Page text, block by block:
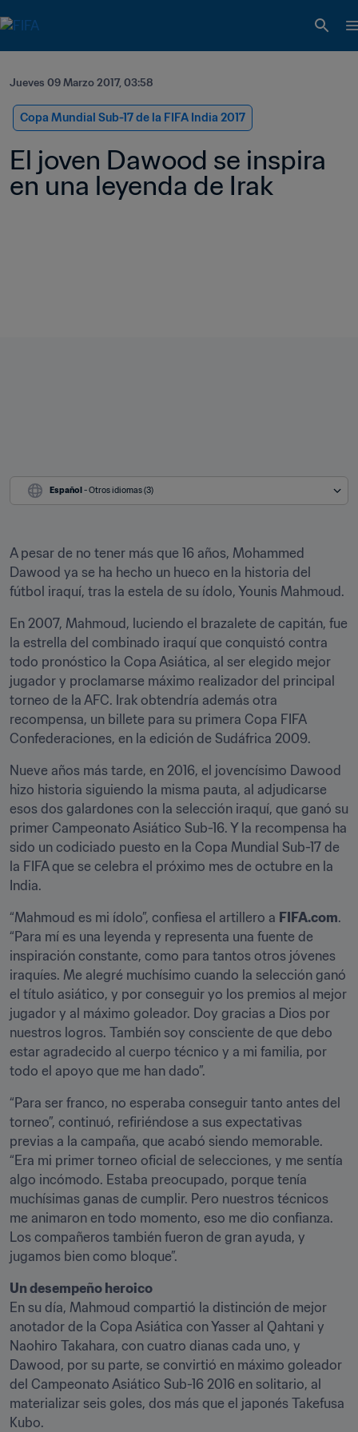
Jueves 09 Marzo 2017, 03:58
Copa Mundial Sub-17 de la FIFA India 2017
El joven Dawood se inspira
en una leyenda de Irak
Español - Otros idiomas (3)
A pesar de no tener más que 16 años, Mohammed
Dawood ya se ha hecho un hueco en la historia del
fútbol iraquí, tras la estela de su ídolo, Younis Mahmoud.
En 2007, Mahmoud, luciendo el brazalete de capitán, fue
la estrella del combinado iraquí que conquistó contra
todo pronóstico la Copa Asiática, al ser elegido mejor
jugador y proclamarse máximo realizador del principal
torneo de la AFC. Irak obtendría además otra
recompensa, un billete para su primera Copa FIFA
Confederaciones, en la edición de Sudáfrica 2009.
Nueve años más tarde, en 2016, el jovencísimo Dawood
hizo historia siguiendo la misma pauta, al adjudicarse
esos dos galardones con la selección iraquí, que ganó su
primer Campeonato Asiático Sub-16. Y la recompensa ha
sido un codiciado puesto en la Copa Mundial Sub-17 de
la FIFA que se celebra el próximo mes de octubre en la
India.
“Mahmoud es mi ídolo”, confiesa el artillero a FIFA.com.
“Para mí es una leyenda y representa una fuente de
inspiración constante, como para tantos otros jóvenes
iraquíes. Me alegré muchísimo cuando la selección ganó
el título asiático, y por conseguir yo los premios al mejor
jugador y al máximo goleador. Doy gracias a Dios por
nuestros logros. También soy consciente de que debo
estar agradecido al cuerpo técnico y a mi familia, por
todo el apoyo que me han dado”.
“Para ser franco, no esperaba conseguir tanto antes del
torneo”, continuó, refiriéndose a sus expectativas
previas a la campaña, que acabó siendo memorable.
“Era mi primer torneo oficial de selecciones, y me sentía
algo incómodo. Estaba preocupado, porque tenía
muchísimas ganas de cumplir. Pero nuestros técnicos
me animaron en todo momento, eso me dio confianza.
Los compañeros también fueron de gran ayuda, y
jugamos bien como bloque”.
Un desempeño heroico
En su día, Mahmoud compartió la distinción de mejor
anotador de la Copa Asiática con Yasser al Qahtani y
Naohiro Takahara, con cuatro dianas cada uno, y
Dawood, por su parte, se convirtió en máximo goleador
del Campeonato Asiático Sub-16 2016 en solitario, al
materializar seis goles, dos más que el japonés Takefusa
Kubo.